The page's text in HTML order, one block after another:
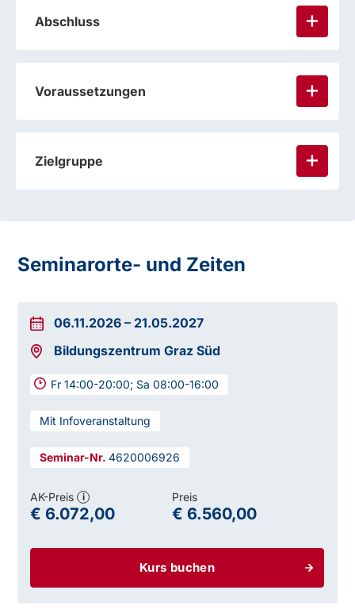
Abschluss
Voraussetzungen
Zielgruppe
Seminarorte- und Zeiten
06.11.2026 – 21.05.2027
Bildungszentrum Graz Süd
Fr 14:00-20:00; Sa 08:00-16:00
Mit Infoveranstaltung
4620006926
Kurs buchen
AK-Preis i
€ 6.072,00
Preis
€ 6.560,00